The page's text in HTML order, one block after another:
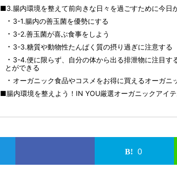
■3.腸内環境を整えて前向きな日々を過ごすために今日
3-1.腸内の善玉菌を優勢にする
3-2.善玉菌が喜ぶ食事をしよう
3-3.糖質や動物性たんぱく質の摂り過ぎに注意する
3-4.便に限らず、自分の体から出る排泄物に注目す
とができる
オーガニック食品やコスメをお得に買えるオーガ
■腸内環境を整えよう！IN YOU厳選オーガニックアイ
0